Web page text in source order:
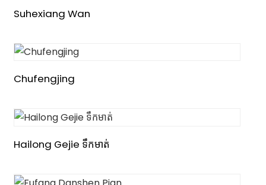
Suhexiang Wan
Chufengjing
Hailong Gejie ទឹកមាត់